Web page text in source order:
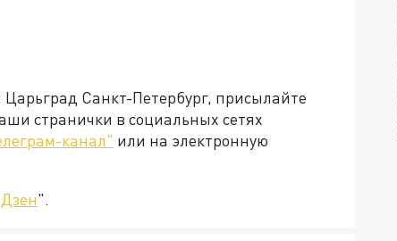
Санкт-Петербург, присылайте
странички в социальных сетях
канал" или на электронную
".